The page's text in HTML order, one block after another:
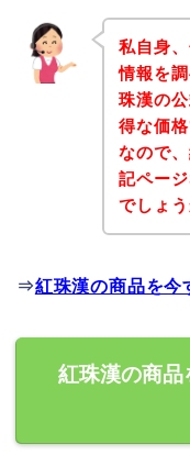
私自身
情報を
珠漢の
得な価
なので
記ペー
でしょう
⇒紅珠漢の商品を今
紅珠漢の商